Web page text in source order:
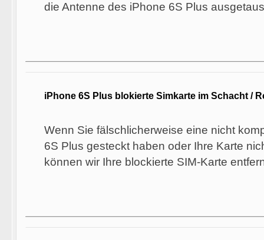
die Antenne des iPhone 6S Plus
iPhone 6S Plus blokierte Simkarte im Schacht /
Wenn Sie fälschlicherweise eine nicht
6S Plus gesteckt haben oder Ihre Karte
können wir Ihre blockierte SIM-Karte